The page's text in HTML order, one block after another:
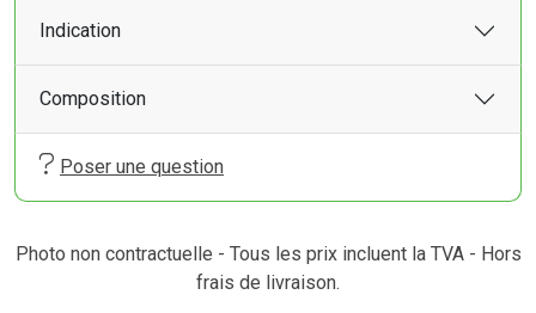
Indication
Composition
Poser une question
Photo non contractuelle - Tous les prix incluent la TVA - Hors
frais de livraison.